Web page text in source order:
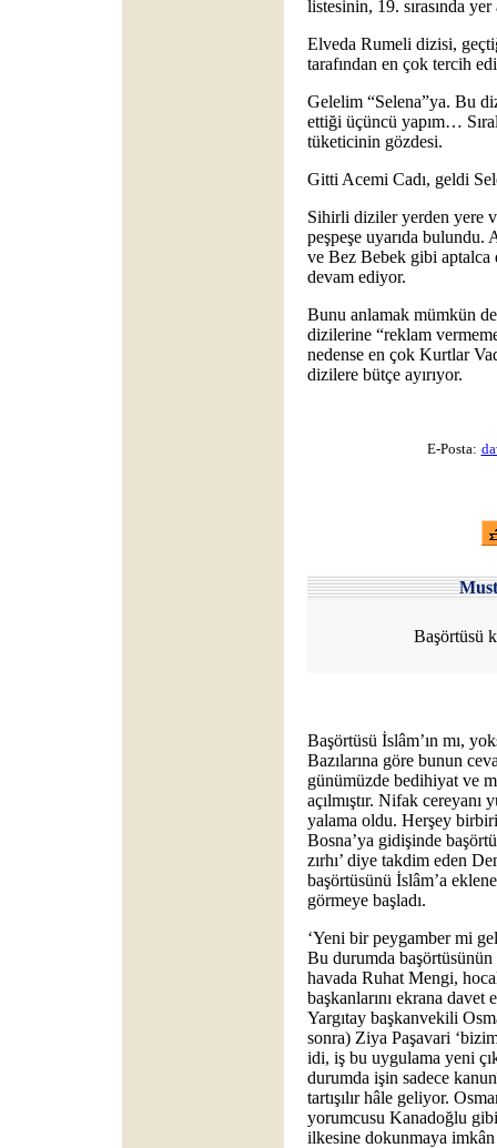
listesinin, 19. sırasında yer
Elveda Rumeli dizisi,
tarafından en çok tercih
Gelelim “Selena”ya. Bu
ettiği üçüncü yapım…
tüketicinin gözdesi.
Gitti Acemi Cadı, geldi
Sihirli diziler yerden yere
peşpeşe uyarıda bulundu.
ve Bez Bebek gibi aptalca
devam ediyor.
Bunu anlamak mümkün
dizilerine “reklam
nedense en çok Kurtlar
dizilere bütçe ayırıyor.
E-Posta:
Başörtüsü
Başörtüsü İslâm’ın mı,
Bazılarına göre bunun
günümüzde bedihiyat ve
açılmıştır. Nifak
yalama oldu. Herşey
Bosna’ya gidişinde
zırhı’ diye takdim eden
başörtüsünü İslâm’a
görmeye başladı.
‘Yeni bir peygamber mi
Bu durumda
havada Ruhat Mengi,
başkanlarını ekrana
Yargıtay başkanvekili
sonra) Ziya Paşavari
idi, iş bu uygulama yeni
durumda işin sadece
tartışılır hâle geliyor.
yorumcusu Kanadoğlu
ilkesine dokunmaya imkân